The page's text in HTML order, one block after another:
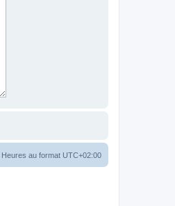
Heures au format UTC+02:00